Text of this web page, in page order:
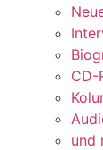
CD-
und